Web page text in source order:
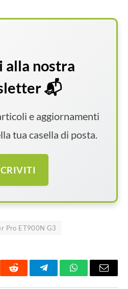
alla nostra
📬
e aggiornamenti
tua casella di posta.
Pro ET900N G3
Reddit TelegramWhatsAppEmail